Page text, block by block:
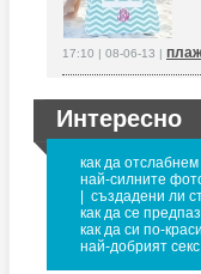
17:10 | 08-06-13 |
Интересно
как да
най-силните
създадени ли
как да се
как да си по-
най-добрият секс